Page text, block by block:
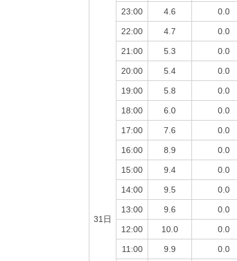
31日
23:00 4.6 0.0
22:00 4.7 0.0
21:00 5.3 0.0
20:00 5.4 0.0
19:00 5.8 0.0
18:00 6.0 0.0
17:00 7.6 0.0
16:00 8.9 0.0
15:00 9.4 0.0
14:00 9.5 0.0
13:00 9.6 0.0
12:00 10.0 0.0
11:00 9.9 0.0